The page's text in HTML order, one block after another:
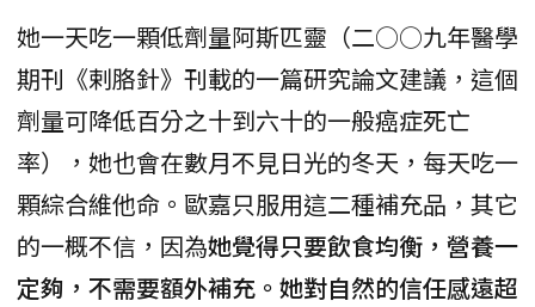
她一天吃一顆低劑量阿斯匹靈（二○○九年醫學
期刊《剌胳針》刊載的一篇研究論文建議，這個
劑量可降低百分之十到六十的一般癌症死亡
率），她也會在數月不見日光的冬天，每天吃一
顆綜合維他命。歐嘉只服用這二種補充品，其它
的一概不信，因為她覺得只要飲食均衡，營養一
定夠，不需要額外補充。她對自然的信任感遠超